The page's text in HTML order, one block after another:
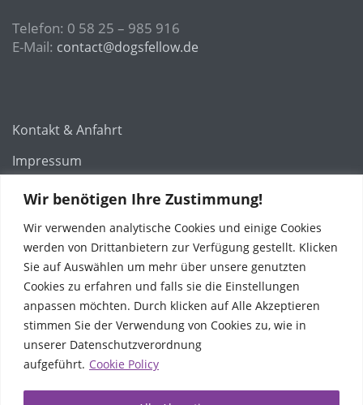
Wir benötigen Ihre Zustimmung!
Wir verwenden analytische Cookies und einige Cookies
werden von Drittanbietern zur Verfügung gestellt. Klicken
Sie auf Auswählen um mehr über unsere genutzten
Cookies zu erfahren und falls sie die Einstellungen
anpassen möchten. Durch klicken auf Alle Akzeptieren
stimmen Sie der Verwendung von Cookies zu, wie in
unserer Datenschutzverordnung
aufgeführt. Cookie Policy
Telefon: 0 58 25 – 985 916
E-Mail: contact@dogsfellow.de
Kontakt & Anfahrt
Impressum
Datenschutz
AGB
Widerrufsbelehrung – Dienstleistungen
© Copyright 2026Dogsfellow Hundetraining
MotoPress• Powered by